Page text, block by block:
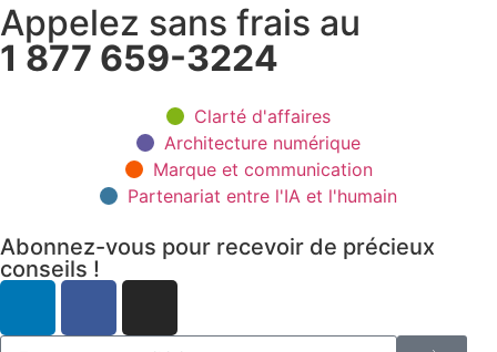
Appelez sans frais au
1 877 659-3224
Clarté d'affaires
Architecture numérique
Marque et communication
Partenariat entre l'IA et l'humain
Abonnez-vous pour recevoir de précieux
conseils !